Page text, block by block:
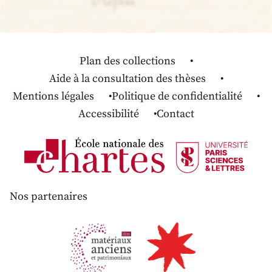
Plan des collections
Aide à la consultation des thèses
Mentions légales
Politique de confidentialité
Accessibilité
Contact
Nos partenaires